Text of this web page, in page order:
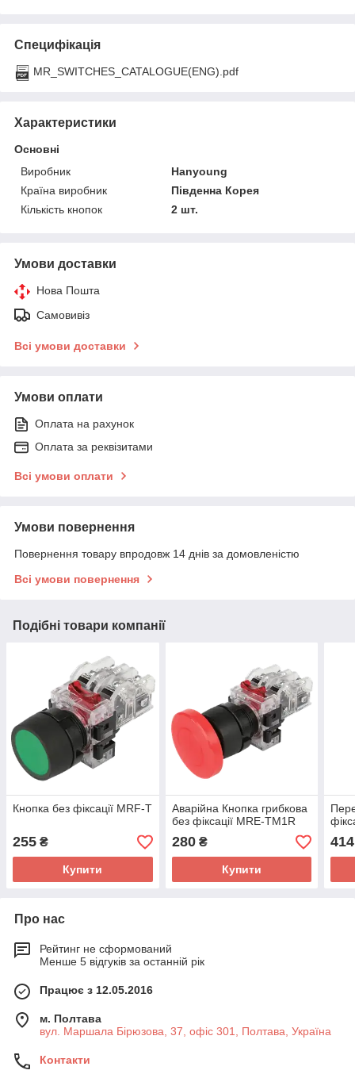
Специфікація
MR_SWITCHES_CATALOGUE(ENG).pdf
Характеристики
Основні
Виробник
Hanyoung
Країна виробник
Південна Корея
Кількість кнопок
2 шт.
Умови доставки
Нова Пошта
Самовивіз
Всі умови доставки
Умови оплати
Оплата на рахунок
Оплата за реквізитами
Всі умови оплати
Умови повернення
Повернення товару впродовж 14 днів за домовленістю
Всі умови повернення
Подібні товари компанії
Кнопка без фіксації MRF-T
255 ₴
Купити
Аварійна Кнопка грибкова
без фіксації MRE-TM1R
280₴
Купити
414
Про нас
Рейтинг не сформований
Менше 5 відгуків за останній рік
Працює з 12.05.2016
м. Полтава
вул. Маршала Бірюзова, 37, офіс 301, Полтава, Україна
Контакти